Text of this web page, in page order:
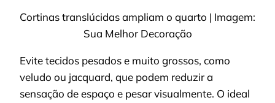
Cortinas translúcidas ampliam o quarto | Imagem:
Sua Melhor Decoração
Evite tecidos pesados e muito grossos, como
veludo ou jacquard, que podem reduzir a
sensação de espaço e pesar visualmente. O ideal